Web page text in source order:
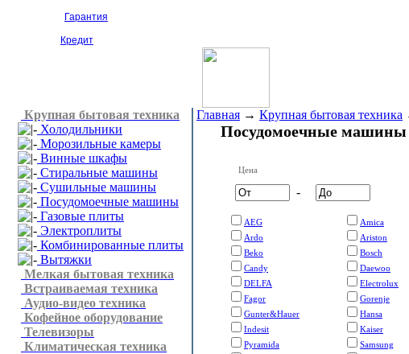
Гарантия
Кредит
Крупная бытовая техника
Холодильники
Морозильные камеры
Винные шкафы
Стиральные машины
Сушильные машины
Посудомоечные машины
Газовые плиты
Электроплиты
Комбинированные плиты
Вытяжки
Мелкая бытовая техника
Встраиваемая техника
Аудио-видео техника
Кофейное оборудование
Телевизоры
Климатическая техника
Главная → Крупная бытовая техника
Посудомоечные машины
Цена
-
AEG
Amica
Ardo
Ariston
Beko
Bosch
Candy
Daewoo
DELFA
Electrolux
Fagor
Gorenje
Gunter&Hauer
Hansa
Indesit
Kaiser
Pyramida
Samsung